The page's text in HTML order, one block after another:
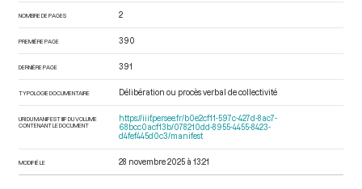
NOMBRE DE PAGES 2
PREMIÈRE PAGE 390
DERNIÈRE PAGE 391
TYPOLOGIE DOCUMENTAIRE Délibération ou procès verbal de collectivité
URI DU MANIFEST IIIF DU VOLUME
CONTENANT LE DOCUMENT
https://iiif.persee.fr/b0e2cf11-597c-427d-8ac7-
68bcc0acf13b/078210dd-8955-4455-8423-
d4fef445d0c3/manifest
MODIFIÉ LE 28 novembre 2025 à 13:21